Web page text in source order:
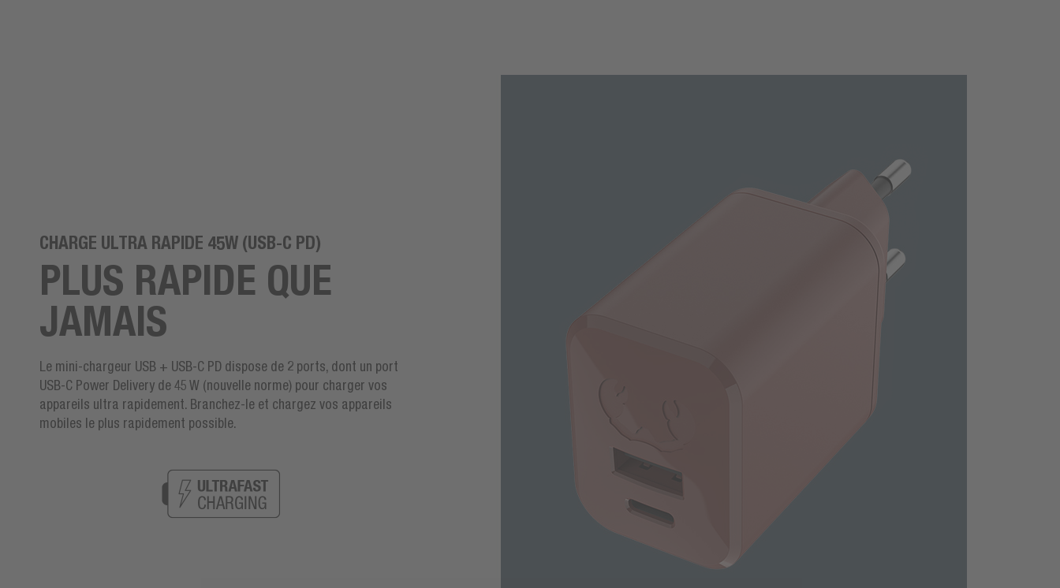
CHARGE ULTRA RAPIDE 45W (USB-C PD)
PLUS RAPIDE QUE
JAMAIS
Le mini-chargeur USB + USB-C PD dispose de 2 ports, dont un port
USB-C Power Delivery de 45 W (nouvelle norme) pour charger vos
appareils ultra rapidement. Branchez-le et chargez vos appareils
mobiles le plus rapidement possible.